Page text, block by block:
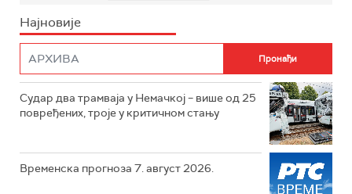
Најновије
Судар два трамваја у Немачкој – више од 25
повређених, троје у критичном стању
Временска прогноза 7. август 2026.